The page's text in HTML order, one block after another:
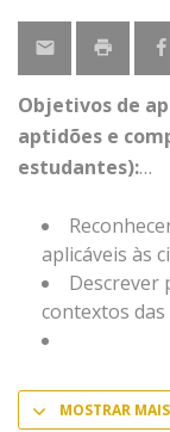
Objetivos de
aptidões e
estudantes):
aplicáveis às
Descrever
contextos das
MOSTRAR MAIS